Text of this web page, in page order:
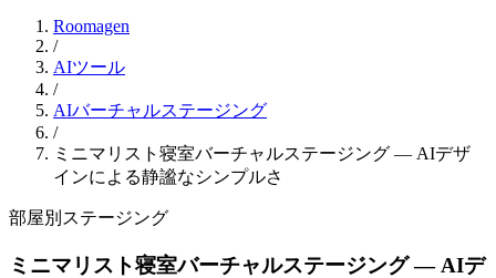
Roomagen
/
AIツール
/
AIバーチャルステージング
/
ミニマリスト寝室バーチャルステージング — AIデザ
インによる静謐なシンプルさ
部屋別ステージング
ミニマリスト寝室バーチャルステージング — AIデ